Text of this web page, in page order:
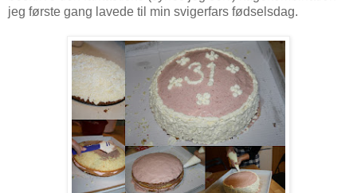
jeg første gang lavede til min svigerfars fødselsdag.